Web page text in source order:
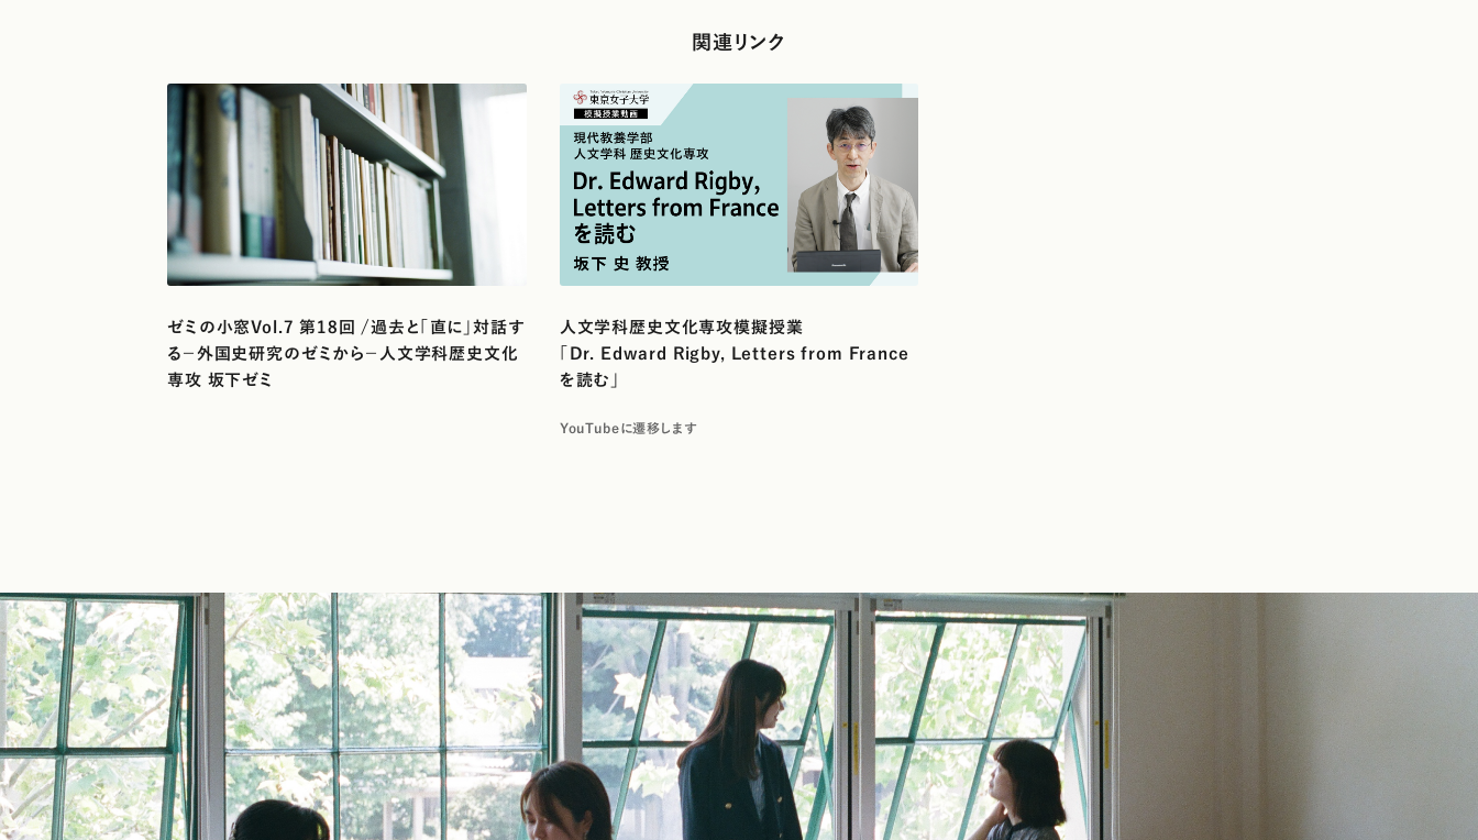
関連リンク
ゼミの小窓Vol.7 第18回 /過去と「直に」対話す
る－外国史研究のゼミから－人文学科歴史文化
専攻 坂下ゼミ
人文学科歴史文化専攻模擬授業
「Dr. Edward Rigby, Letters from France
を読む」
YouTubeに遷移します